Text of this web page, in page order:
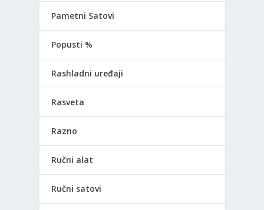
Pametni Satovi
Popusti %
Rashladni uređaji
Rasveta
Razno
Ručni alat
Ručni satovi